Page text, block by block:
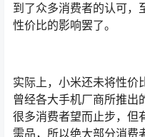
到了众多消费者的认可，
性价比的影响罢了。
实际上，小米还未将性价
曾经各大手机厂商所推出
很多消费者望而止步，但
需品，所以绝大部分消费